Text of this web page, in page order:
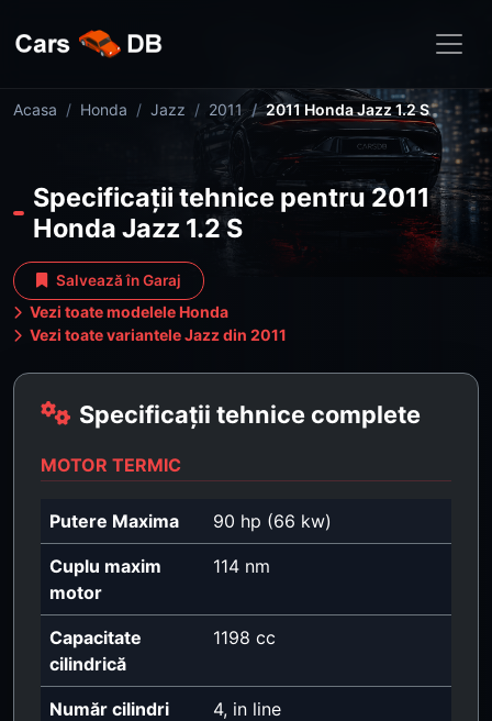
Acasa Honda Jazz 2011 2011 Honda Jazz 1.2 S
Specificații tehnice pentru 2011
Honda Jazz 1.2 S
Salvează în Garaj
Vezi toate modelele Honda
Vezi toate variantele Jazz din 2011
Specificații tehnice complete
MOTOR TERMIC
Putere Maxima 90 hp (66 kw)
Cuplu maxim
motor
114 nm
Capacitate
cilindrică
1198 cc
Număr cilindri 4, in line